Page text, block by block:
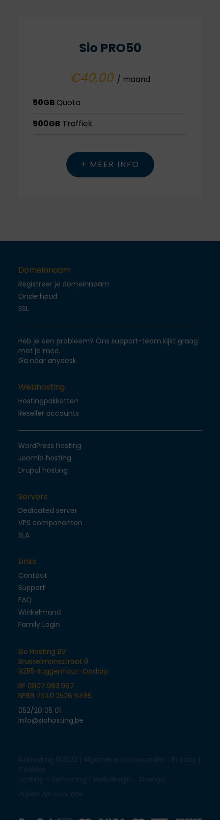
Sio PRO50
€40,00 / maand
50GB Quota
500GB Traffiek
+ MEER INFO
Domeinnaam
Registreer je domeinnaam
Onderhoud
SSL
Heb je een probleem? Ons support-team kijkt graag
met je mee.
Ga naar anydesk
Webhosting
Hostingpakketten
Reseller accounts
WordPress hosting
Joomla hosting
Drupal hosting
Servers
Dedicated server
VPS componenten
SLA
Links
Contact
Support
FAQ
Winkelmand
Family Login
Sio Hosting BV
Brusselmansstraat 9
9255 Buggenhout-Opdorp
BE 0807.983.967
BE89 7340 2526 6485
052/28 05 01
info@siohosting.be